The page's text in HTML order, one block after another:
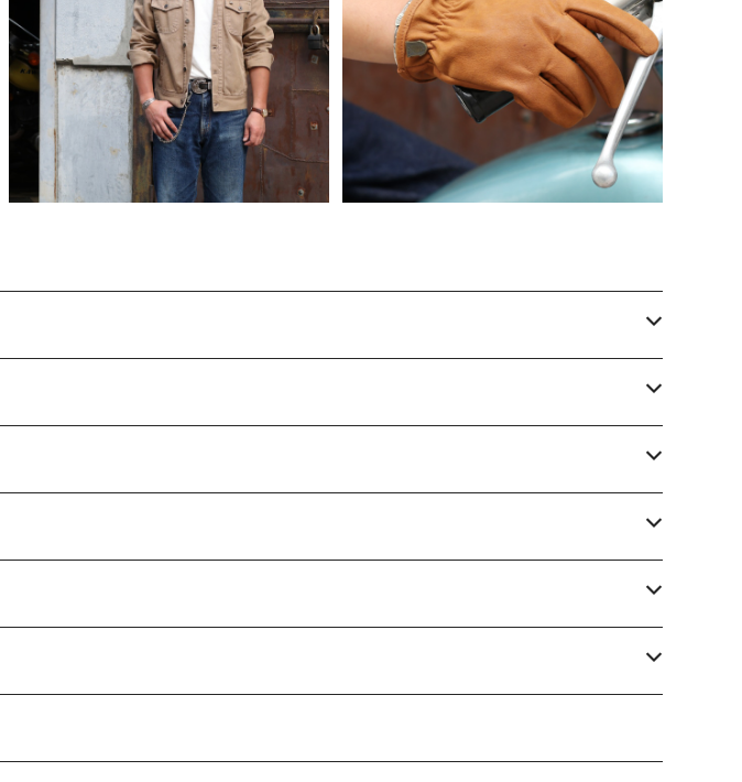
SHANGRI-LA HERITAGE シャングリ
ラヘリテージ “SINGLE RIDER” キャン
バスジャケット 全2色
¥34,100
SHANGRI-LA HERITAGE シャングリ
ラ ヘリテージ “Bandit” レザーグロー
ブ 全2色
¥15,400